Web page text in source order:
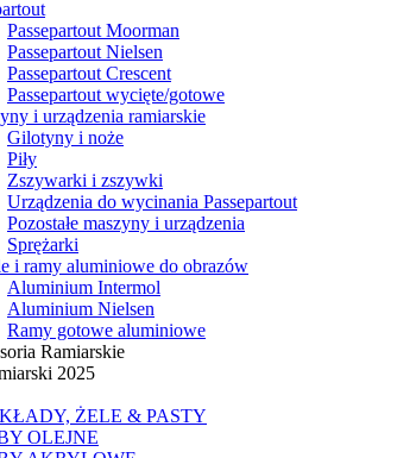
Passepartout Moorman
Passepartout Nielsen
Passepartout Crescent
Passepartout wycięte/gotowe
i urządzenia ramiarskie
Gilotyny i noże
Piły
Zszywarki i zszywki
Urządzenia do wycinania Passepartout
Pozostałe maszyny i urządzenia
Sprężarki
i ramy aluminiowe do obrazów
Aluminium Intermol
Aluminium Nielsen
Ramy gotowe aluminiowe
Ramiarskie
2025
ŻELE & PASTY
OLEJNE